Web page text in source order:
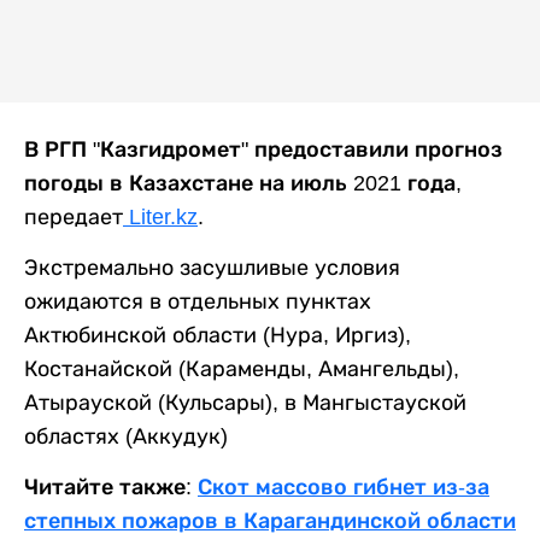
В РГП "Казгидромет" предоставили прогноз
погоды в Казахстане на июль 2021 года,
передает Liter.kz.
Экстремально засушливые условия
ожидаются в отдельных пунктах
Актюбинской области (Нура, Иргиз),
Костанайской (Караменды, Амангельды),
Атырауской (Кульсары), в Мангыстауской
областях (Аккудук)
Читайте также: Скот массово гибнет из-за
степных пожаров в Карагандинской области